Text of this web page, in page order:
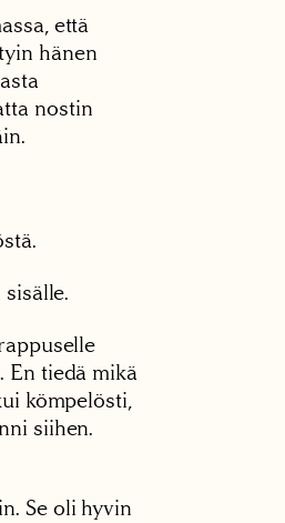
että
hänen
nostin
tiedä mikä
kömpelösti,
siihen.
Se oli hyvin